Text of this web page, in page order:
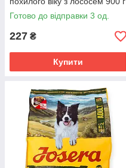
беззерновий
монопротеїновий
Готово до відправки 3 од.
227 ₴
Купити